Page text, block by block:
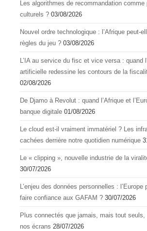
Les algorithmes de recommandation comme
culturels ? 03/08/2026
Nouvel ordre technologique : l’Afrique peut-
règles du jeu ? 03/08/2026
L’IA au service du fisc et vice versa : quand
artificielle redessine les contours de la
02/08/2026
De Djamo à Revolut : quand l’Afrique et
banque digitale 01/08/2026
Le cloud est-il vraiment immatériel ? Les
cachées derrière notre quotidien numérique
Le « clipping », nouvelle industrie de la
30/07/2026
L’enjeu des données personnelles : l’Europe
faire confiance aux GAFAM ? 30/07/2026
Plus connectés que jamais, mais tout
nos écrans 28/07/2026